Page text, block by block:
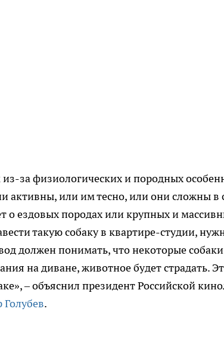
за физиологических и породных
активны, или им тесно, или они сложны в
о ездовых породах или крупных и
такую собаку в квартире-студии,
должен понимать, что некоторые
на диване, животное будет страдать.
– объяснил президент Российской
.